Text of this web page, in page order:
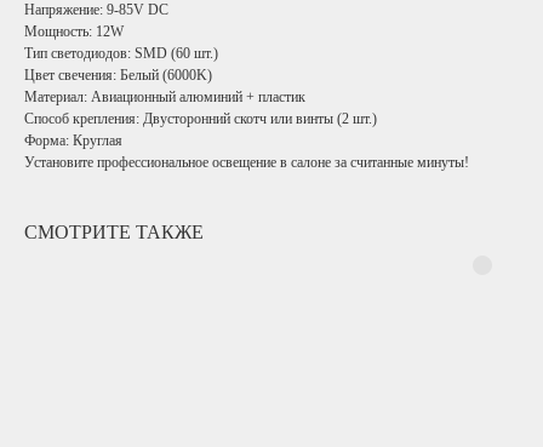
Напряжение: 9-85V DC
Мощность: 12W
Тип светодиодов: SMD (60 шт.)
Цвет свечения: Белый (6000K)
Материал: Авиационный алюминий + пластик
Способ крепления: Двусторонний скотч или винты (2 шт.)
Форма: Круглая
Установите профессиональное освещение в салоне за считанные минуты!
СМОТРИТЕ ТАКЖЕ